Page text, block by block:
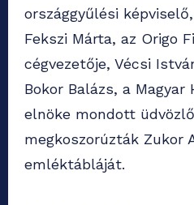
országgyűlési
Fekszi Márta, az Origo
cégvezetője, Vécsi
Bokor Balázs, a Magyar
elnöke mondott
megkoszorúzták Zukor
emléktábláját.